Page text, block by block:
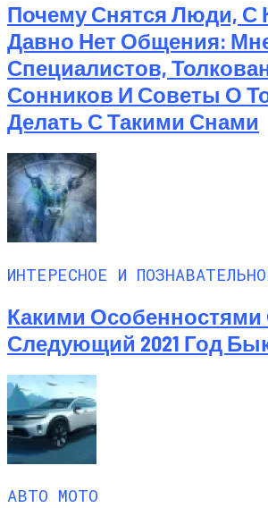
Почему Снятся Люди, С
Давно Нет Общения:
Специалистов,
Сонников И Советы О
Делать С Такими Снами
ИНТЕРЕСНОЕ И
Какими Особенностями
Следующий 2021 Год
АВТО МОТО